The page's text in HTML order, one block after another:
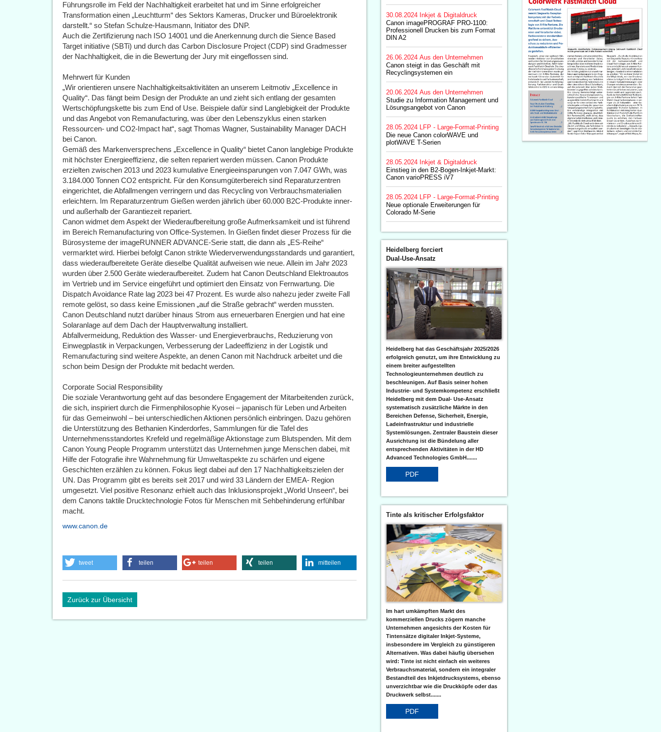
Führungsrolle im Feld der Nachhaltigkeit erarbeitet hat und im Sinne erfolgreicher
Transformation einen „Leuchtturm“ des Sektors Kameras, Drucker und Büroelektronik
darstellt.“ so Stefan Schulze-Hausmann, Initiator des DNP.
Auch die Zertifizierung nach ISO 14001 und die Anerkennung durch die Sience Based
Target initiative (SBTi) und durch das Carbon Disclosure Project (CDP) sind Gradmesser
der Nachhaltigkeit, die in die Bewertung der Jury mit eingeflossen sind.
Mehrwert für Kunden
„Wir orientieren unsere Nachhaltigkeitsaktivitäten an unserem Leitmotiv „Excellence in
Quality“. Das fängt beim Design der Produkte an und zieht sich entlang der gesamten
Wertschöpfungskette bis zum End of Use. Beispiele dafür sind Langlebigkeit der Produkte
und das Angebot von Remanufacturing, was über den Lebenszyklus einen starken
Ressourcen- und CO2-Impact hat“, sagt Thomas Wagner, Sustainability Manager DACH
bei Canon.
Gemäß des Markenversprechens „Excellence in Quality“ bietet Canon langlebige Produkte
mit höchster Energieeffizienz, die selten repariert werden müssen. Canon Produkte
erzielten zwischen 2013 und 2023 kumulative Energieeinsparungen von 7.047 GWh, was
3.184.000 Tonnen CO2 entspricht. Für den Konsumgüterbereich sind Reparaturzentren
eingerichtet, die Abfallmengen verringern und das Recycling von Verbrauchsmaterialien
erleichtern. Im Reparaturzentrum Gießen werden jährlich über 60.000 B2C-Produkte inner-
und außerhalb der Garantiezeit repariert.
Canon widmet dem Aspekt der Wiederaufbereitung große Aufmerksamkeit und ist führend
im Bereich Remanufacturing von Office-Systemen. In Gießen findet dieser Prozess für die
Bürosysteme der imageRUNNER ADVANCE-Serie statt, die dann als „ES-Reihe“
vermarktet wird. Hierbei befolgt Canon strikte Wiederverwendungsstandards und garantiert,
dass wiederaufbereitete Geräte dieselbe Qualität aufweisen wie neue. Allein im Jahr 2023
wurden über 2.500 Geräte wiederaufbereitet. Zudem hat Canon Deutschland Elektroautos
im Vertrieb und im Service eingeführt und optimiert den Einsatz von Fernwartung. Die
Dispatch Avoidance Rate lag 2023 bei 47 Prozent. Es wurde also nahezu jeder zweite Fall
remote gelöst, so dass keine Emissionen „auf die Straße gebracht“ werden mussten.
Canon Deutschland nutzt darüber hinaus Strom aus erneuerbaren Energien und hat eine
Solaranlage auf dem Dach der Hauptverwaltung installiert.
Abfallvermeidung, Reduktion des Wasser- und Energieverbrauchs, Reduzierung von
Einwegplastik in Verpackungen, Verbesserung der Ladeeffizienz in der Logistik und
Remanufacturing sind weitere Aspekte, an denen Canon mit Nachdruck arbeitet und die
schon beim Design der Produkte mit bedacht werden.
Corporate Social Responsibility
Die soziale Verantwortung geht auf das besondere Engagement der Mitarbeitenden zurück,
die sich, inspiriert durch die Firmenphilosophie Kyosei – japanisch für Leben und Arbeiten
für das Gemeinwohl – bei unterschiedlichen Aktionen persönlich einbringen. Dazu gehören
die Unterstützung des Bethanien Kinderdorfes, Sammlungen für die Tafel des
Unternehmensstandortes Krefeld und regelmäßige Aktionstage zum Blutspenden. Mit dem
Canon Young People Programm unterstützt das Unternehmen junge Menschen dabei, mit
Hilfe der Fotografie ihre Wahrnehmung für Umweltaspekte zu schärfen und eigene
Geschichten erzählen zu können. Fokus liegt dabei auf den 17 Nachhaltigkeitszielen der
UN. Das Programm gibt es bereits seit 2017 und wird 33 Ländern der EMEA- Region
umgesetzt. Viel positive Resonanz erhielt auch das Inklusionsprojekt „World Unseen“, bei
dem Canons taktile Drucktechnologie Fotos für Menschen mit Sehbehinderung erfühlbar
macht.
www.canon.de
tweet teilen teilen teilen mitteilen
Zurück zur Übersicht
30.08.2024 Inkjet & Digitaldruck
Canon imagePROGRAF PRO-1100:
Professionell Drucken bis zum Format
DIN A2
26.06.2024 Aus den Unternehmen
Canon steigt in das Geschäft mit
Recyclingsystemen ein
20.06.2024 Aus den Unternehmen
Studie zu Information Management und
Lösungsangebot von Canon
28.05.2024
LFP - Large-Format-Printing
Die neue Canon colorWAVE und
plotWAVE T-Serien
28.05.2024 Inkjet & Digitaldruck
Einstieg in den B2-Bogen-Inkjet-Markt:
Canon varioPRESS iV7
28.05.2024
LFP - Large-Format-Printing
Neue optionale Erweiterungen für
Colorado M-Serie
Heidelberg forciert
Dual-Use-Ansatz
Heidelberg hat das Geschäftsjahr 2025/2026
erfolgreich genutzt, um ihre Entwicklung zu
einem breiter aufgestellten
Technologieunternehmen deutlich zu
beschleunigen. Auf Basis seiner hohen
Industrie- und Systemkompetenz erschließt
Heidelberg mit dem Dual- Use-Ansatz
systematisch zusätzliche Märkte in den
Bereichen Defense, Sicherheit, Energie,
Ladeinfrastruktur und industrielle
Systemlösungen. Zentraler Baustein dieser
Ausrichtung ist die Bündelung aller
entsprechenden Aktivitäten in der HD
Advanced Technologies GmbH.......
PDF
Tinte als kritischer Erfolgsfaktor
Im hart umkämpften Markt des
kommerziellen Drucks zögern manche
Unternehmen angesichts der Kosten für
Tintensätze digitaler Inkjet-Systeme,
insbesondere im Vergleich zu günstigeren
Alternativen. Was dabei häufig übersehen
wird: Tinte ist nicht einfach ein weiteres
Verbrauchsmaterial, sondern ein integraler
Bestandteil des Inkjetdrucksystems, ebenso
unverzichtbar wie die Druckköpfe oder das
Druckwerk selbst.......
PDF